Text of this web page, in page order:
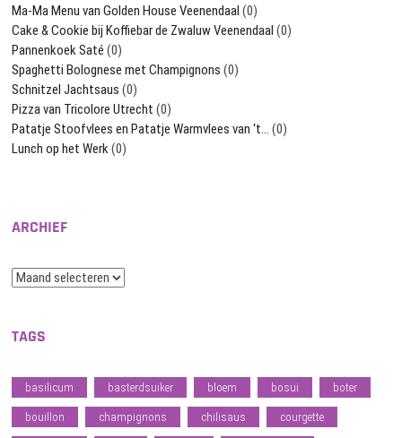
Ma-Ma Menu van Golden House Veenendaal (0)
Cake & Cookie bij Koffiebar de Zwaluw Veenendaal (0)
Pannenkoek Saté (0)
Spaghetti Bolognese met Champignons (0)
Schnitzel Jachtsaus (0)
Pizza van Tricolore Utrecht (0)
Patatje Stoofvlees en Patatje Warmvlees van ‘t… (0)
Lunch op het Werk(0)
ARCHIEF
Archief
TAGS
basilicum basterdsuiker bloem bosui boter
bouillon champignons chilisaus courgette